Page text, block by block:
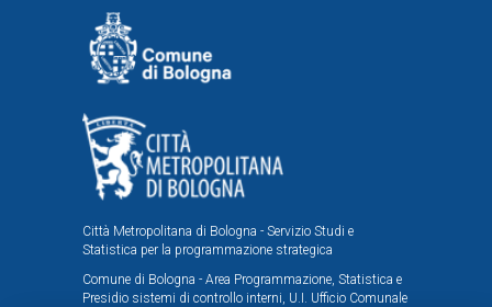
Città Metropolitana di Bologna - Servizio Studi e
Statistica per la programmazione strategica
Comune di Bologna - Area Programmazione, Statistica e
Presidio sistemi di controllo interni, U.I. Ufficio Comunale